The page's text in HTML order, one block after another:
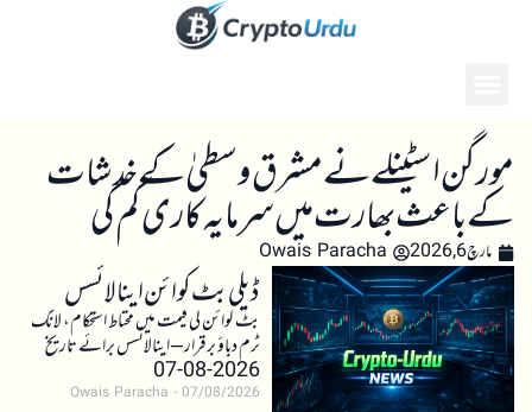
مورگن اسٹینلے نے مشرق وسطیٰ کے خدشات
کے باعث بھارت میں سرمایہ کاری کم کی
مارچ 6, 2026 Owais Paracha
ڈیلی بٹ کوائن اینالائسس
بٹ کوائن کی قیمت میں محتاط استحکام، لانگ
ٹرم دباؤ برقرار – اینالائسس برائے تاریخ
2026-08-07
Owais Paracha 07/08/2026